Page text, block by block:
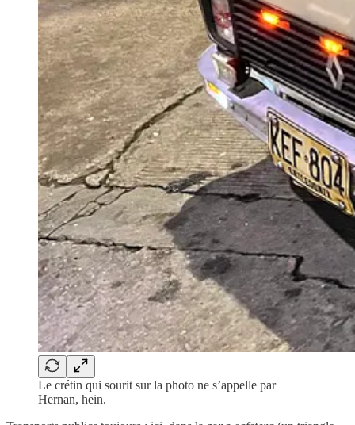
Le crétin qui sourit sur la photo ne s’appelle par
Hernan, hein.